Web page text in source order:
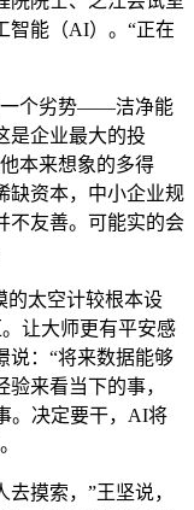
智能（AI）。“正在
个劣势——洁净能
是企业最大的投
本来想象的多得
缺资本，中小企业规
不友善。可能实的会
太空计较根本设
让大师更有平安感
说：“将来数据能够
来看当下的事，
。决定要干，AI将
摸索，”王坚说，